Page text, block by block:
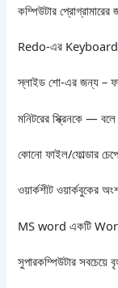
কম্পিউটার
Redo-এর Keyboard
স্লাইড শো-এর জন্য –
মনিটরের স্ক্রিনকে —
কোনো ফাইল/ফোল্ডার
ওয়ার্কশীট ওয়ার্কবুকের
MS word একটি
সুপারকম্পিউটার সবচেয়ে